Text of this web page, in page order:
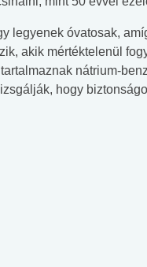
legyenek óvatosak,
akik mértéktelenül
nátrium-
hogy